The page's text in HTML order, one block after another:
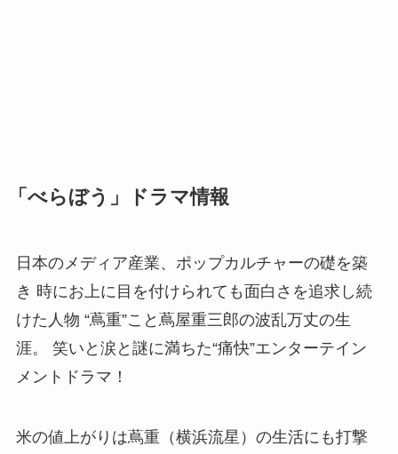
「べらぼう」ドラマ情報
日本のメディア産業、ポップカルチャーの礎を築
き 時にお上に目を付けられても面白さを追求し続
けた人物 “蔦重”こと蔦屋重三郎の波乱万丈の生
涯。 笑いと涙と謎に満ちた“痛快”エンターテイン
メントドラマ！
米の値上がりは蔦重（横浜流星）の生活にも打撃